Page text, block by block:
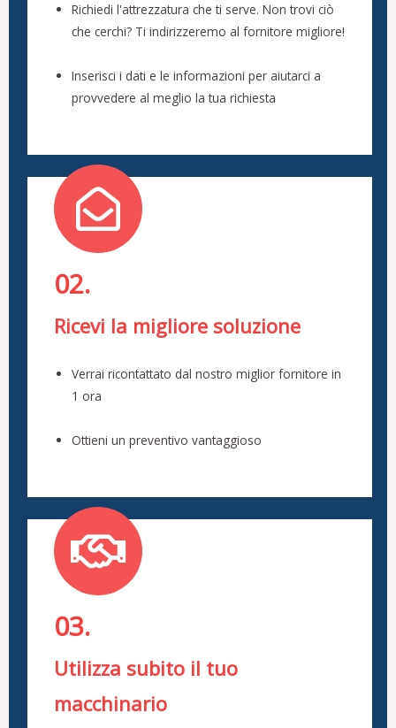
Richiedi l'attrezzatura che ti serve. Non trovi ciò
che cerchi? Ti indirizzeremo al fornitore migliore!
Inserisci i dati e le informazioni per aiutarci a
provvedere al meglio la tua richiesta
02.
Ricevi la migliore soluzione
Verrai ricontattato dal nostro miglior fornitore in
1 ora
Ottieni un preventivo vantaggioso
03.
Utilizza subito il tuo
macchinario